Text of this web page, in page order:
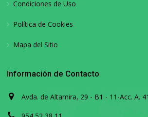
Condiciones de Uso
Política de Cookies
Mapa del Sitio
Información de Contacto
Avda. de Altamira, 29 - B1 - 11-Acc. A.